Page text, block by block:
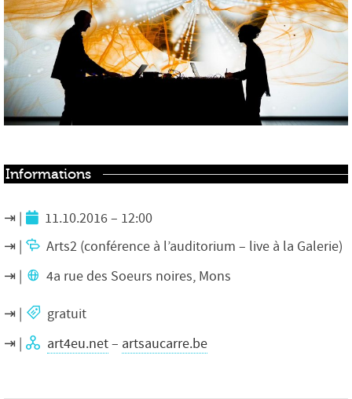
Informations
11.10.2016 – 12:00
Arts2 (conférence à l’auditorium – live à la Galerie)
4a rue des Soeurs noires, Mons
gratuit
art4eu.net– artsaucarre.be